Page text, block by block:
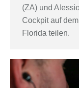
(ZA) und
Cockpit auf
Florida teilen.